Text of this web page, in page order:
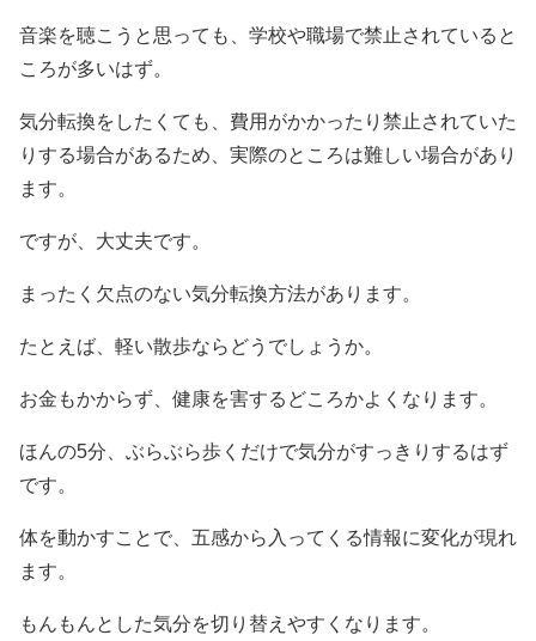
音楽を聴こうと思っても、学校や職場で禁止されていると
ころが多いはず。
気分転換をしたくても、費用がかかったり禁止されていた
りする場合があるため、実際のところは難しい場合があり
ます。
ですが、大丈夫です。
まったく欠点のない気分転換方法があります。
たとえば、軽い散歩ならどうでしょうか。
お金もかからず、健康を害するどころかよくなります。
ほんの5分、ぶらぶら歩くだけで気分がすっきりするはず
です。
体を動かすことで、五感から入ってくる情報に変化が現れ
ます。
もんもんとした気分を切り替えやすくなります。